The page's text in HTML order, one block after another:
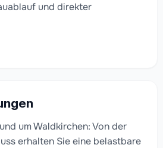
und direkter
um Waldkirchen: Von der
erhalten Sie eine belastbare